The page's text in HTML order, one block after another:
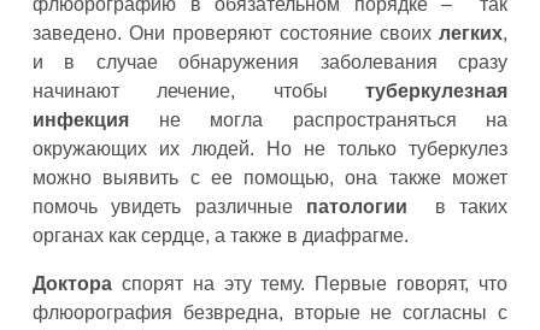
флюорографию в обязательном порядке – так
заведено. Они проверяют состояние своих легких,
и в случае обнаружения заболевания сразу
начинают лечение, чтобы туберкулезная
инфекция не могла распространяться на
окружающих их людей. Но не только туберкулез
можно выявить с ее помощью, она также может
помочь увидеть различные патологии в таких
органах как сердце, а также в диафрагме.
Доктора спорят на эту тему. Первые говорят, что
флюорография безвредна, вторые не согласны с